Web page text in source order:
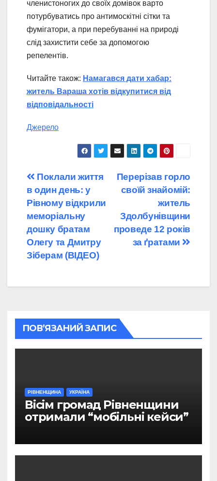
членистоногих до своїх домівок варто
потурбуватись про антимоскітні сітки та
фумігатори, а при перебуванні на природі
слід захистити себе за допомогою
репелентів.
Читайте також: Намагався дати хабар:
житель Вараша хотів відкупитися від
відповідальності
Джерело
Навігація
записів
Перерізав горло
своїй знайомій:
житель
Здолбунівщини
проведе 12 років
за ґратами
Поклали життя
в один день: у
Рівному відкрили
меморіальну
дошку братам
Олегу та Дмитру
Зіберам (ВІДЕО)
ПОВ’ЯЗАНИЙ ЗАПИС
РІВНЕНЩИНА УКРАЇНА
Вісім громад Рівненщини
отримали “мобільні кейси”